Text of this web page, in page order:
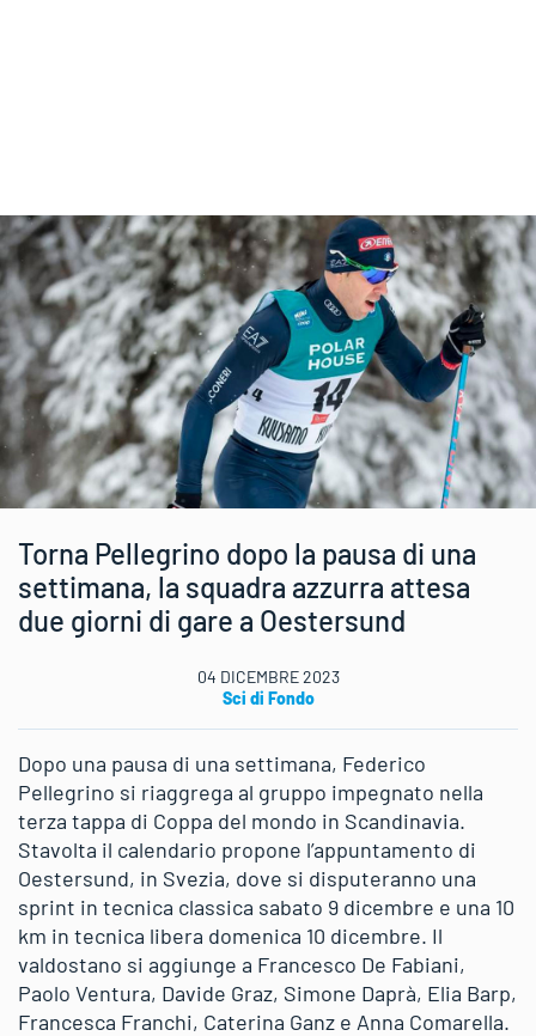
Torna Pellegrino dopo la pausa di una
settimana, la squadra azzurra attesa
due giorni di gare a Oestersund
04 DICEMBRE 2023
Sci di Fondo
Dopo una pausa di una settimana, Federico
Pellegrino si riaggrega al gruppo impegnato nella
terza tappa di Coppa del mondo in Scandinavia.
Stavolta il calendario propone l’appuntamento di
Oestersund, in Svezia, dove si disputeranno una
sprint in tecnica classica sabato 9 dicembre e una 10
km in tecnica libera domenica 10 dicembre. Il
valdostano si aggiunge a Francesco De Fabiani,
Paolo Ventura, Davide Graz, Simone Daprà, Elia Barp,
Francesca Franchi, Caterina Ganz e Anna Comarella.